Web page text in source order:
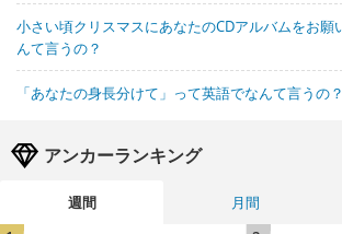
小さい頃クリスマスにあなたのCDアルバムをお願
んて言うの？
「あなたの身長分けて」って英語でなんて言うの？
アンカーランキング
週間 月間